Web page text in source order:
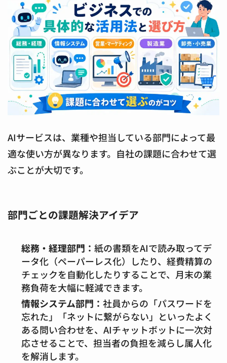
AIサービスは、業種や担当している部門によって最
適な使い方が異なります。自社の課題に合わせて選
ぶことが大切です。
部門ごとの課題解決アイデア
総務・経理部門： 紙の書類をAIで読み取ってデ
ータ化（ペーパーレス化）したり、経費精算の
チェックを自動化したりすることで、月末の業
務負荷を大幅に軽減できます。
情報システム部門： 社員からの「パスワードを
忘れた」「ネットに繋がらない」といったよく
ある問い合わせを、AIチャットボットに一次対
応させることで、担当者の負担を減らし属人化
を解消します。